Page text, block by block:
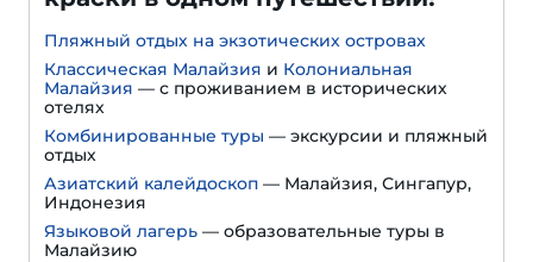
Пляжный отдых на экзотических островах
Классическая Малайзия и Колониальная
Малайзия — с проживанием в исторических
отелях
Комбинированные туры — экскурсии и пляжный
отдых
Азиатский калейдоскоп — Малайзия, Сингапур,
Индонезия
Языковой лагерь — образовательные туры в
Малайзию